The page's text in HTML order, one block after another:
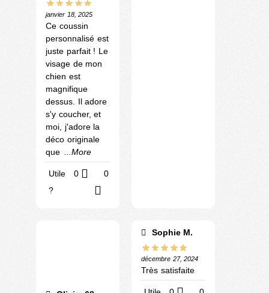
janvier 18, 2025
Ce coussin
personnalisé est
juste parfait ! Le
visage de mon
chien est
magnifique
dessus. Il adore
s'y coucher, et
moi, j'adore la
déco originale
que ...More
Utile
?
0 0
Sophie M.
décembre 27, 2024
Très satisfaite